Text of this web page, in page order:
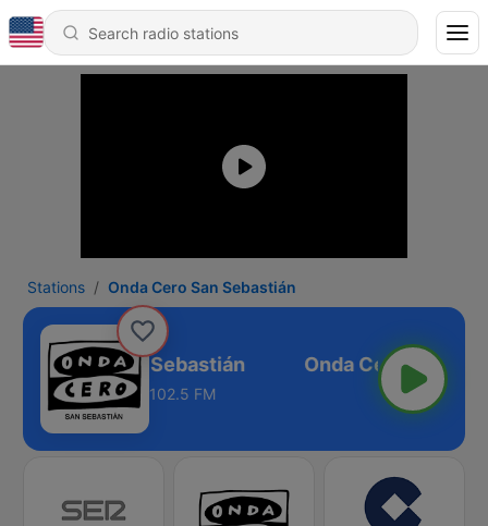
Stations Onda Cero San Sebastián
Onda Cero San Sebastián
102.5 FM